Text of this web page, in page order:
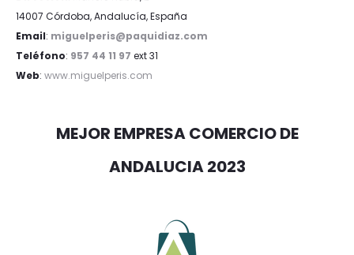
14007 Córdoba, Andalucía, España
Email: miguelperis@paquidiaz.com
Teléfono: 957 44 11 97 ext 31
Web: www.miguelperis.com
MEJOR EMPRESA COMERCIO DE
ANDALUCIA 2023